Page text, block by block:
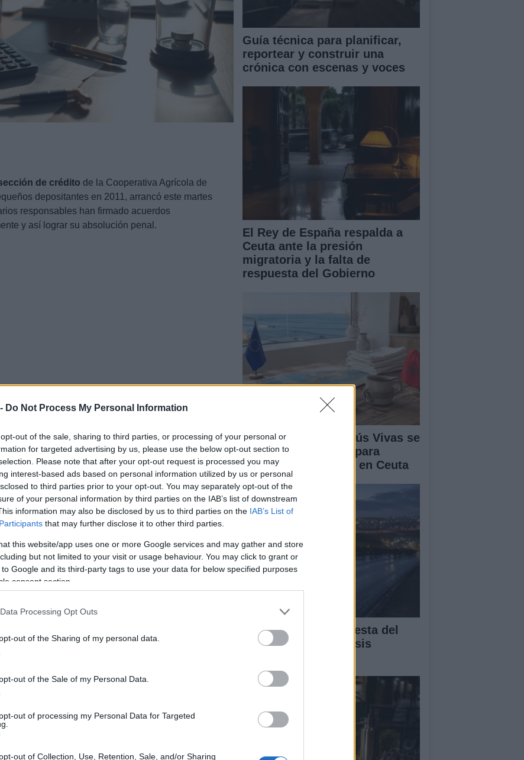
Do Not Process My Personal Information
out of the sale, sharing to third parties, or processing of your personal or
for targeted advertising by us, please use the below opt-out section to
Please note that after your opt-out request is processed you may
interest-based ads based on personal information utilized by us or personal
to third parties prior to your opt-out. You may separately opt-out of the
of your personal information by third parties on the IAB’s list of downstream
information may also be disclosed by us to third parties on the IAB’s List of
that may further disclose it to other third parties.
this website/app uses one or more Google services and may gather and store
but not limited to your visit or usage behaviour. You may click to grant or
Google and its third-party tags to use your data for below specified purposes
consent section.
Processing Opt Outs
out of the Sharing of my personal data.
out of the Sale of my Personal Data.
out of processing my Personal Data for Targeted
out of Collection, Use, Retention, Sale, and/or Sharing
de crédito de la Cooperativa Agrícola de
depositantes en 2011, arrancó este martes
responsables han firmado acuerdos
y así lograr su absolución penal.
del caso y ha reducido el número de
a juicio.
depósitos por valor de 4,6 millones de euros, en
Guía técnica para planificar,
reportear y construir una
crónica con escenas y voces
El Rey de España respalda a
Ceuta ante la presión
migratoria y la falta de
respuesta del Gobierno
Felipe VI y Juan Jesús Vivas se
reúnen en Marivent para
abordar la situación en Ceuta
Análisis de la respuesta del
Gobierno ante la crisis